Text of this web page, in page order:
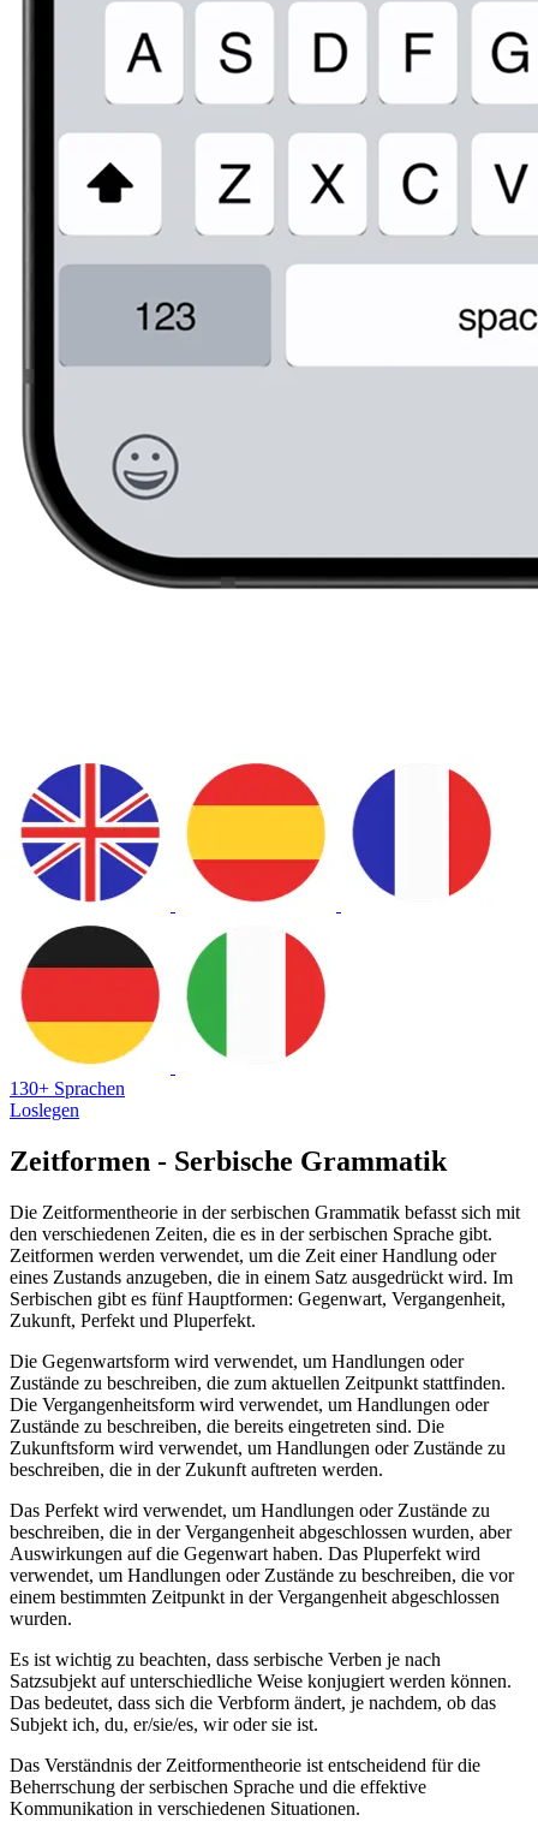
130+ Sprachen
Loslegen
Zeitformen - Serbische Grammatik
Die Zeitformentheorie in der serbischen Grammatik befasst sich mit
den verschiedenen Zeiten, die es in der serbischen Sprache gibt.
Zeitformen werden verwendet, um die Zeit einer Handlung oder
eines Zustands anzugeben, die in einem Satz ausgedrückt wird. Im
Serbischen gibt es fünf Hauptformen: Gegenwart, Vergangenheit,
Zukunft, Perfekt und Pluperfekt.
Die Gegenwartsform wird verwendet, um Handlungen oder
Zustände zu beschreiben, die zum aktuellen Zeitpunkt stattfinden.
Die Vergangenheitsform wird verwendet, um Handlungen oder
Zustände zu beschreiben, die bereits eingetreten sind. Die
Zukunftsform wird verwendet, um Handlungen oder Zustände zu
beschreiben, die in der Zukunft auftreten werden.
Das Perfekt wird verwendet, um Handlungen oder Zustände zu
beschreiben, die in der Vergangenheit abgeschlossen wurden, aber
Auswirkungen auf die Gegenwart haben. Das Pluperfekt wird
verwendet, um Handlungen oder Zustände zu beschreiben, die vor
einem bestimmten Zeitpunkt in der Vergangenheit abgeschlossen
wurden.
Es ist wichtig zu beachten, dass serbische Verben je nach
Satzsubjekt auf unterschiedliche Weise konjugiert werden können.
Das bedeutet, dass sich die Verbform ändert, je nachdem, ob das
Subjekt ich, du, er/sie/es, wir oder sie ist.
Das Verständnis der Zeitformentheorie ist entscheidend für die
Beherrschung der serbischen Sprache und die effektive
Kommunikation in verschiedenen Situationen.